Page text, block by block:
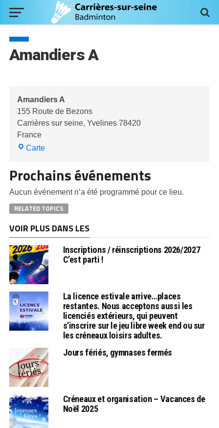
Amandiers A
Amandiers A
155 Route de Bezons
Carrières sur seine, Yvelines 78420
France
CarteAmandiers
Prochains événements
Aucun événement n’a été programmé pour ce lieu.
RELATED TOPICS
VOIR PLUS DANS LES
Inscriptions / réinscriptions 2026/2027
C’est parti !
La licence estivale arrive…places
restantes. Nous acceptons aussi les
licenciés extérieurs, qui peuvent
s’inscrire sur le jeu libre week end ou sur
les créneaux loisirs adultes.
Jours fériés, gymnases fermés
Créneaux et organisation – Vacances de
Noël 2025